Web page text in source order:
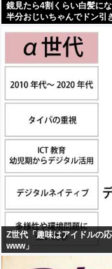
鏡見たら4割くらい白髪に
半分おじいちゃんでドン引
Z世代「趣味はアイドルの
www」